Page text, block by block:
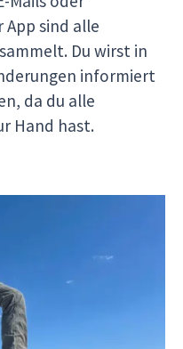
sind alle
Du wirst in
informiert
da du alle
Hand hast.
Abenteuers
deiner Reise neu
Guides und
deine
oder speichere